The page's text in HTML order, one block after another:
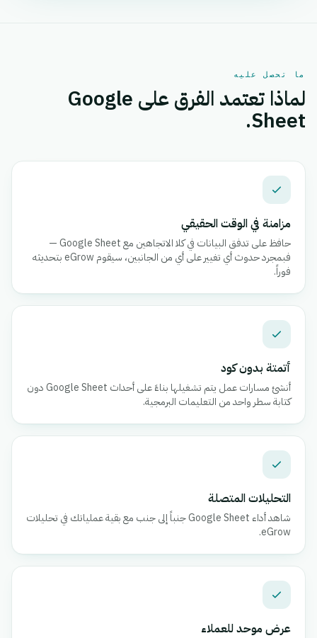
ما تحصل عليه
لماذا تعتمد الفرق على Google
Sheet.
مزامنة في الوقت الحقيقي
حافظ على تدفق البيانات في كلا الاتجاهين مع Google Sheet —
فبمجرد حدوث أي تغيير على أي من الجانبين، سيقوم eGrow بتحديثه
فوراً.
أتمتة بدون كود
أنشئ مسارات عمل يتم تشغيلها بناءً على أحداث Google Sheet دون
كتابة سطر واحد من التعليمات البرمجية.
التحليلات المتصلة
شاهد أداء Google Sheet جنباً إلى جنب مع بقية عملياتك في تحليلات
eGrow.
عرض موحد للعملاء